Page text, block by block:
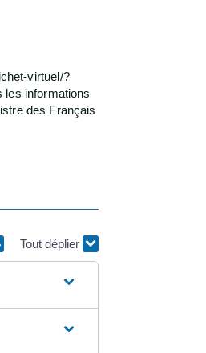
virtuel/?
les informations
des Français
Tout déplier